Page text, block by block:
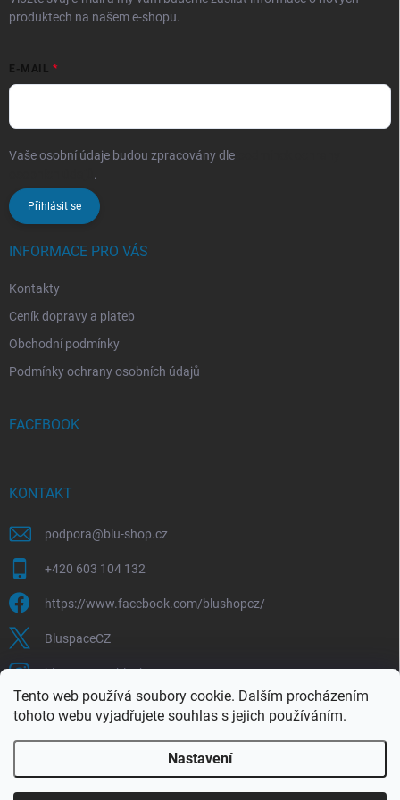
Tento web používá soubory cookie. Dalším procházením
tohoto webu vyjadřujete souhlas s jejich používáním.
Nastavení
produktech na našem e-shopu.
E-MAIL
Vaše osobní údaje budou zpracovány dle
.
Přihlásit se
INFORMACE PRO VÁS
Kontakty
Ceník dopravy a plateb
Obchodní podmínky
Podmínky ochrany osobních údajů
FACEBOOK
KONTAKT
podpora@blu-shop.cz
+420 603 104 132
https://www.facebook.com/blushopcz/
BluspaceCZ
bluspace.cz_blushop.cz
Blu-space.cz Blu-shop.cz Štěpán Čermák